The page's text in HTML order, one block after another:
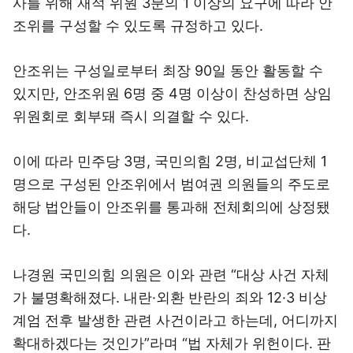
조위를 구성할 수 있도록 규정하고 있다.
안조위는 구성일로부터 최장 90일 동안 활동할 수
있지만, 안조위원 6명 중 4명 이상이 찬성하면 상임
위원회로 회부돼 즉시 의결할 수 있다.
이에 따라 민주당 3명, 국민의힘 2명, 비교섭단체 1
명으로 구성된 안조위에서 범여권 의원들의 주도로
해당 법안들이 안조위를 통과해 전체회의에 상정됐
다.
나경원 국민의힘 의원은 이와 관련 “대상 사건 자체
가 불명확해졌다. 내란·외환 반란의 죄와 12·3 비상
계엄 전후 발생한 관련 사건이라고 하는데, 어디까지
확대하겠다는 것인가”라며 “법 자체가 위헌이다. 판